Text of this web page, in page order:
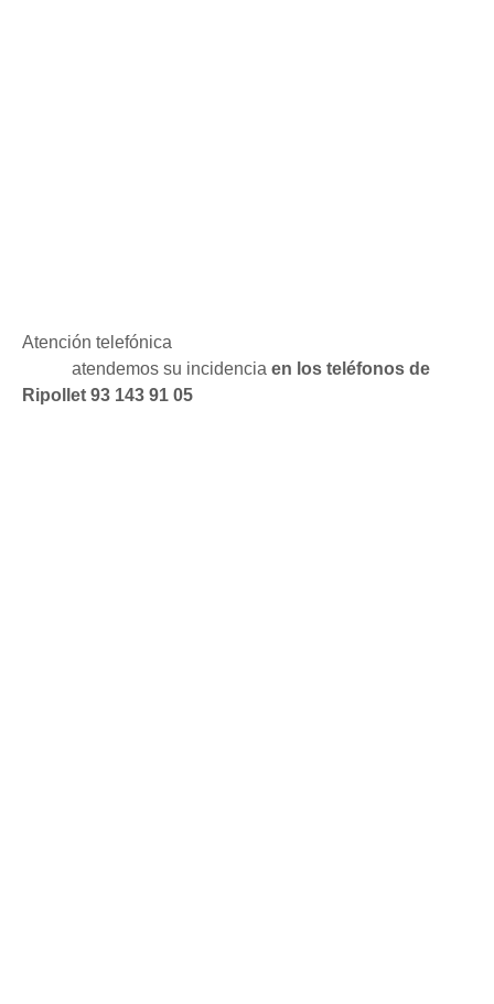
Atención telefónica
atendemos su incidencia en los teléfonos de
Ripollet 93 143 91 05